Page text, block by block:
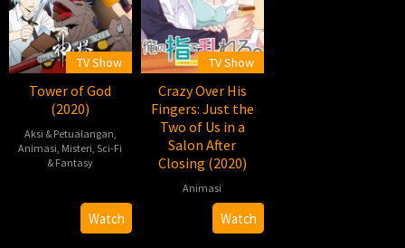
TV Show
Tower of God
(2020)
Aksi & Petualangan,
Animasi, Misteri,Sci-Fi
& Fantasy
04-
02
Watch
TV Show
Crazy Over His
Fingers: Just the
Two of Us in a
Salon After
Closing (2020)
Animasi
2020-
04-
斗
Watch